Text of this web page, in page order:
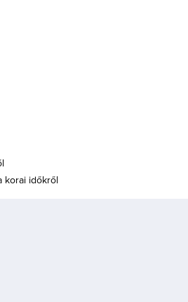
korai időkről